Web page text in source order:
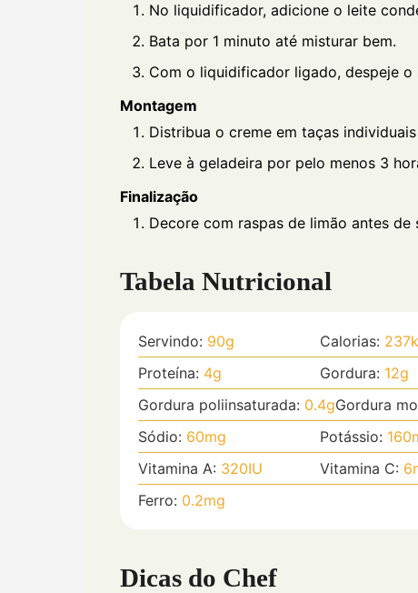
No liquidificador, adicione o leite
Bata por 1 minuto até misturar bem.
Com o liquidificador ligado, despeje
Montagem
Distribua o creme em taças
Leve à geladeira por pelo menos 3
Finalização
Decore com raspas de limão antes de
Tabela Nutricional
Servindo: 90g Calorias: 237
Proteína: 4g Gordura: 12g
Gordura poliinsaturada: 0.4gGordura
Sódio: 60mg Potássio: 160
Vitamina A: 320IU Vitamina C: 6
Ferro: 0.2mg
Dicas do Chef